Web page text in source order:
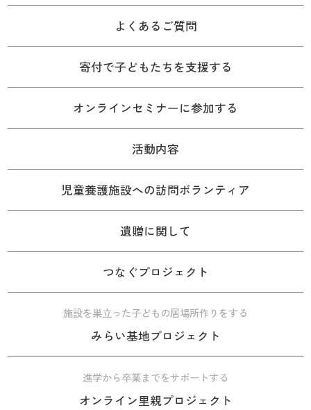
よくあるご質問
寄付で子どもたちを支援する
オンラインセミナーに参加する
活動内容
児童養護施設への訪問ボランティア
遺贈に関して
つなぐプロジェクト
施設を巣立った子どもの居場所作りをする
みらい基地プロジェクト
進学から卒業までをサポートする
オンライン里親プロジェクト